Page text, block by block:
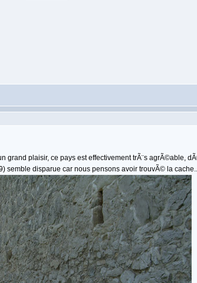
grand plaisir, ce pays est effectivement trÃ¨s agrÃ©able,
semble disparue car nous pensons avoir trouvÃ© la